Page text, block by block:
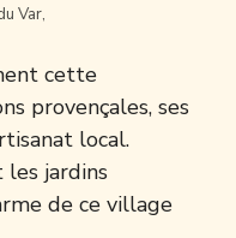
Var,
cette
provençales, ses
local.
les jardins
de ce village